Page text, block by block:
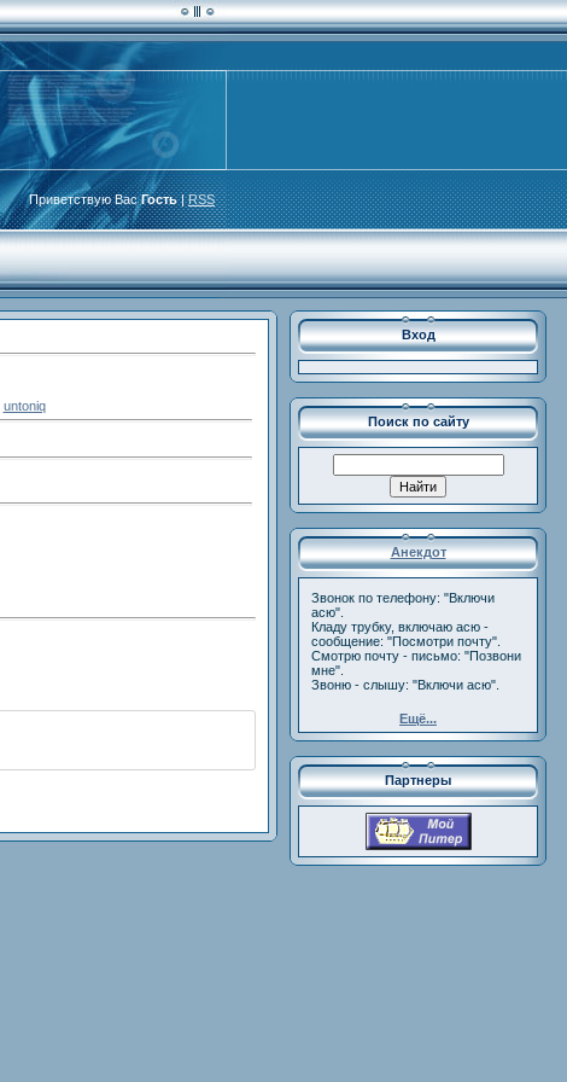
Приветствую ВасГость|RSS
untoniq
Вход
Поиск по сайту
Анекдот
Звонок по телефону: "Включи
асю".
Кладу трубку, включаю асю -
сообщение: "Посмотри почту".
Смотрю почту - письмо: "Позвони
мне".
Звоню - слышу: "Включи асю".
Ещё...
Партнеры